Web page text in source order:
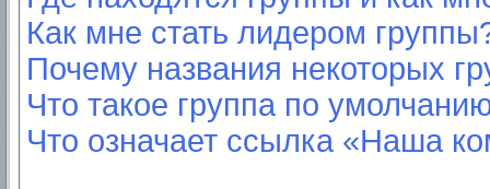
Как мне стать лидером
Почему названия некоторых
Что такое группа по
Что означает ссылка «Наша